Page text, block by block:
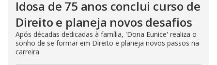
Idosa de 75 anos conclui curso de
Direito e planeja novos desafios
Após décadas dedicadas à família, 'Dona Eunice' realiza o
sonho de se formar em Direito e planeja novos passos na
carreira